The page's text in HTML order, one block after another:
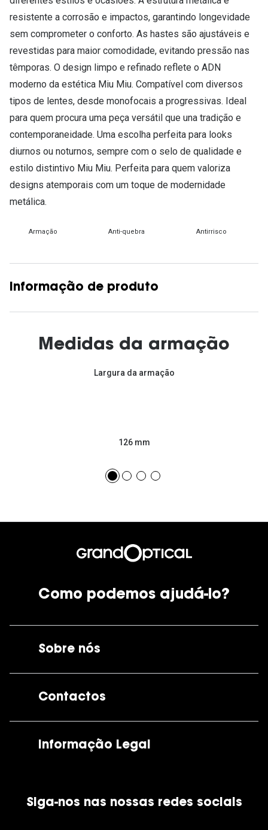
resistente a corrosão e impactos, garantindo longevidade
sem comprometer o conforto. As hastes são ajustáveis e
revestidas para maior comodidade, evitando pressão nas
têmporas. O design limpo e refinado reflete o ADN
moderno da estética Miu Miu. Compatível com diversos
tipos de lentes, desde monofocais a progressivas. Ideal
para quem procura uma peça versátil que una tradição e
contemporaneidade. Uma escolha perfeita para looks
diurnos ou noturnos, sempre com o selo de qualidade e
estilo distintivo Miu Miu. Perfeita para quem valoriza
designs atemporais com um toque de modernidade
metálica.
Armação Anti-quebra Antirrisco
Informação de produto
Medidas da armação
Largura da armação
126 mm
Como podemos ajudá-lo?
Sobre nós
Contactos
Informação Legal
Política de Cookies
Siga-nos nas nossas redes sociais